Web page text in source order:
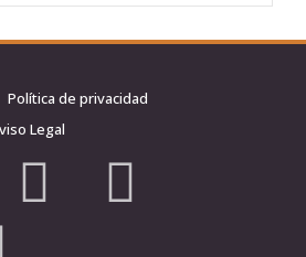
Política de privacidad
Legal